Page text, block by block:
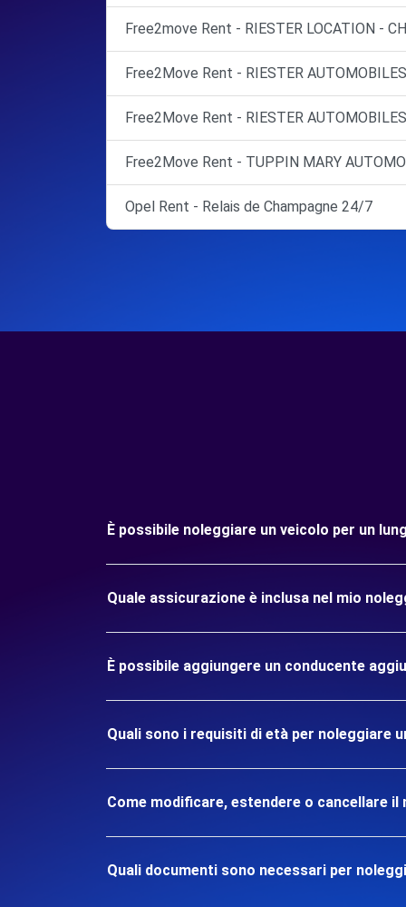
Free2move Rent - RIESTER LOCATION -
Free2Move Rent - RIESTER
Free2Move Rent - RIESTER
Free2Move Rent - TUPPIN MARY
Opel Rent - Relais de Champagne 24/7
È possibile noleggiare un veicolo per un
Quale assicurazione è inclusa nel mio
È possibile aggiungere un conducente
Quali sono i requisiti di età per noleggiare
Come modificare, estendere o cancellare il
Quali documenti sono necessari per